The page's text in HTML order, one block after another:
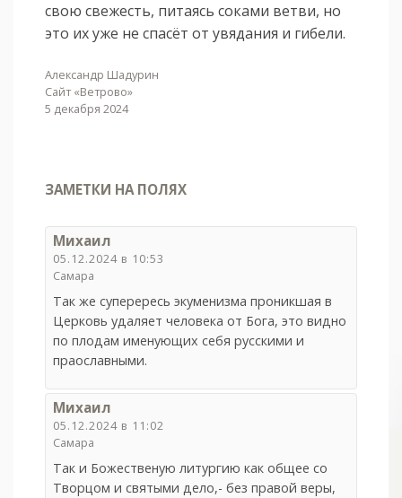
свою свежесть, питаясь соками ветви, но
это их уже не спасёт от увядания и гибели.
Александр Шадурин
Сайт «Ветрово»
5 декабря 2024
ЗАМЕТКИ НА ПОЛЯХ
Михаил
05.12.2024 в 10:53
Самара
Так же суперересь экуменизма проникшая в
Церковь удаляет человека от Бога, это видно
по плодам именующих себя русскими и
праославными.
Михаил
05.12.2024 в 11:02
Самара
Так и Божественую литургию как общее со
Творцом и святыми дело,- без правой веры,